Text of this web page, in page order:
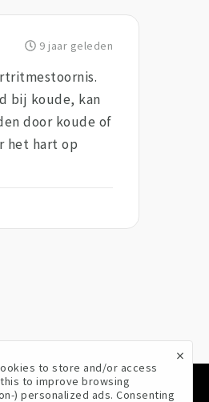
9 jaar geleden
bij koude, kan
door koude of
het hart op
×
to store and/or access
to improve browsing
) personalized ads. Consenting